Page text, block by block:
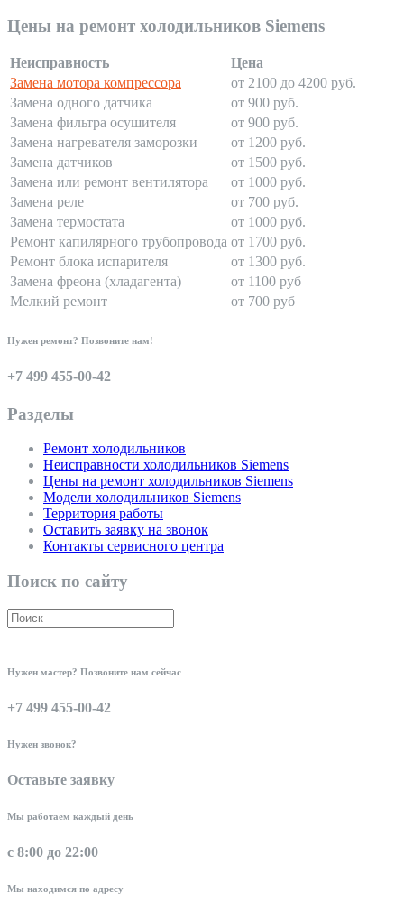
Цены на ремонт холодильников Siemens
Неисправность
Цена
Замена мотора компрессора
от 2100 до 4200 руб.
Замена одного датчика
от 900 руб.
Замена фильтра осушителя
от 900 руб.
Замена нагревателя заморозки
от 1200 руб.
Замена датчиков
от 1500 руб.
Замена или ремонт вентилятора
от 1000 руб.
Замена реле
от 700 руб.
Замена термостата
от 1000 руб.
Ремонт капилярного трубопровода от 1700 руб.
Ремонт блока испарителя
от 1300 руб.
Замена фреона (хладагента)
от 1100 руб
Мелкий ремонт
от 700 руб
Нужен ремонт? Позвоните нам!
+7 499 455-00-42
Разделы
Ремонт холодильников
Неисправности холодильников Siemens
Цены на ремонт холодильников Siemens
Модели холодильников Siemens
Территория работы
Оставить заявку на звонок
Контакты сервисного центра
Поиск по сайту
Нужен мастер? Позвоните нам сейчас
+7 499 455-00-42
Нужен звонок?
Оставьте заявку
Мы работаем каждый день
с 8:00 до 22:00
Мы находимся по адресу